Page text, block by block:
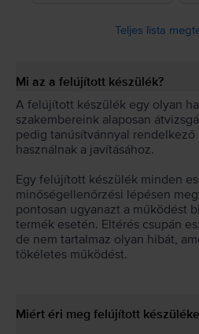
Teljes lista
Mi az a felújított készülék?
A felújított készülék egy olyan
szakembereink alaposan
pedig tanúsítvánnyal
használnak a javításához.
Egy felújított készülék minden
minőségellenőrzési lépésen
pontosan ugyanazt a működést
termék esetén. Eltérés csupán
de nem tartalmaz olyan hibát,
tökéletes működést.
Miért éri meg felújított